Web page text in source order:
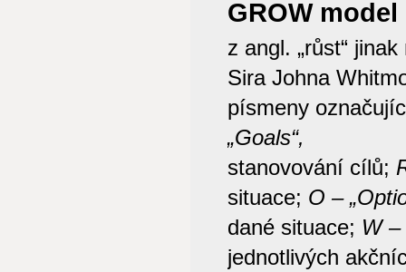
GROW model
z angl. „růst“
Sira Johna
písmeny
„Goals“,
stanovování cílů;
situace; O –
dané situace; W –
jednotlivých